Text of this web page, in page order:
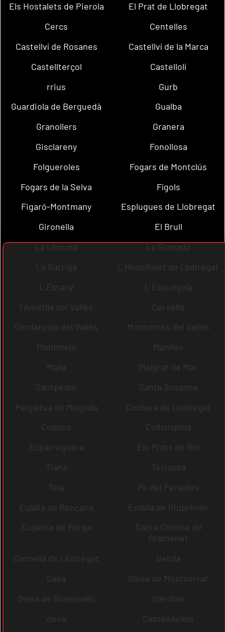
Els Hostalets de Pierola
El Prat de Llobregat
Cercs
Centelles
Castellví de Rosanes
Castellví de la Marca
Castellterçol
Castellolí
rrius
Gurb
Guardiola de Berguedà
Gualba
Granollers
Granera
Gisclareny
Fonollosa
Folgueroles
Fogars de Montclús
Fogars de la Selva
Fígols
Figaró-Montmany
Esplugues de Llobregat
Gironella
El Brull
La Llacuna
La Granada
La Garriga
L´Hospitalet de Llobregat
L´Estany
L´Espunyola
l´Ametlla del Vallès
Cervelló
Cerdanyola del Vallès
Montornès del Vallès
Montmeló
Manlleu
Malla
Malgrat de Mar
Santpedor
Santa Susanna
Perpètua de Mogoda
Corbera de Llobregat
Copons
Collsuspina
Esparreguera
Els Prats de Rei
Tiana
Terrassa
Teià
Fe del Penedès
Eulàlia de Ronçana
Eulàlia de Riuprimer
Eugènia de Berga
Santa Coloma de
Gramenet
Cornellà de Llobregat
Gelida
Gavà
Olesa de Montserrat
Olesa de Bonesvalls
Olèrdola
dena
Castelldefels